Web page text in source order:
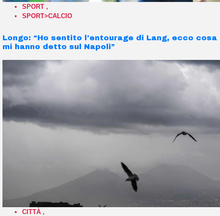
SPORT ,
SPORT>CALCIO
Longo: “Ho sentito l’entourage di Lang, ecco cosa
mi hanno detto sul Napoli”
CITTÀ ,